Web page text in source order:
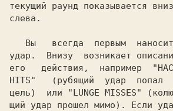
текущий раунд показывается
слева.
удар.  Внизу  возникает
его   действия,  например  "
HITS"   (рубящий  удар  попал
цель)  или "LUNGE MISSES"
щий удар прошел мимо). Если